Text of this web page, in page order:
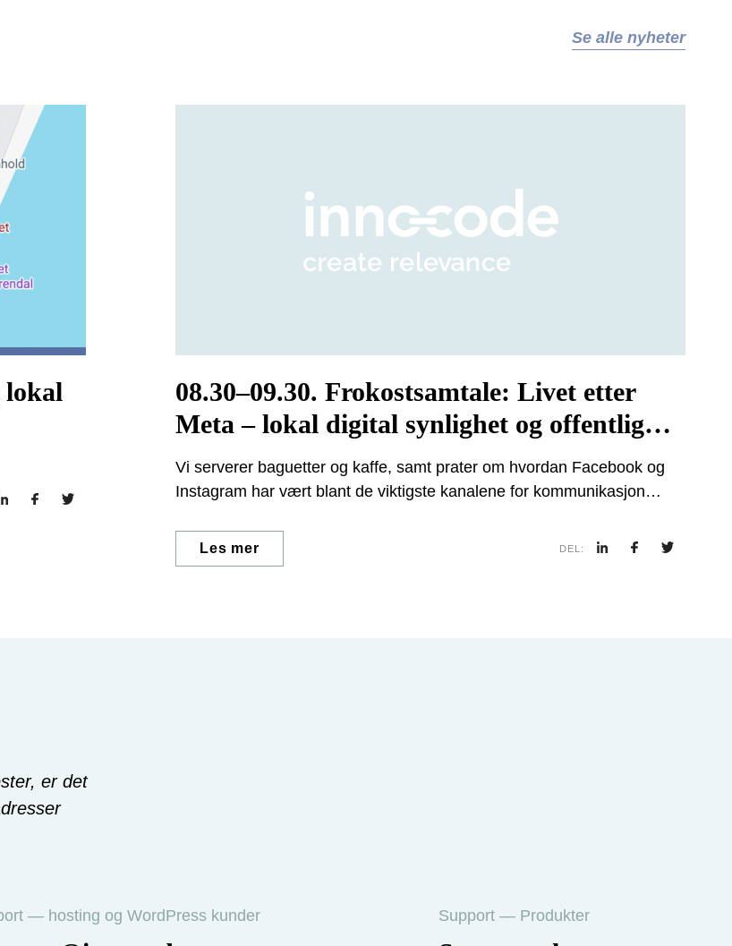
Se alle nyheter
lokal
08.30–09.30. Frokostsamtale: Livet etter
Meta – lokal digital synlighet og offentlig
sektor
Vi serverer baguetter og kaffe, samt prater om hvordan Facebook og
Instagram har vært blant de viktigste kanalene for kommunikasjon
gjort seg avhengig av globale plattformer som verken eies, styres eller
kontrolleres lokalt.
Les mer DEL:
er det
— hosting og WordPress kunder Support — Produkter